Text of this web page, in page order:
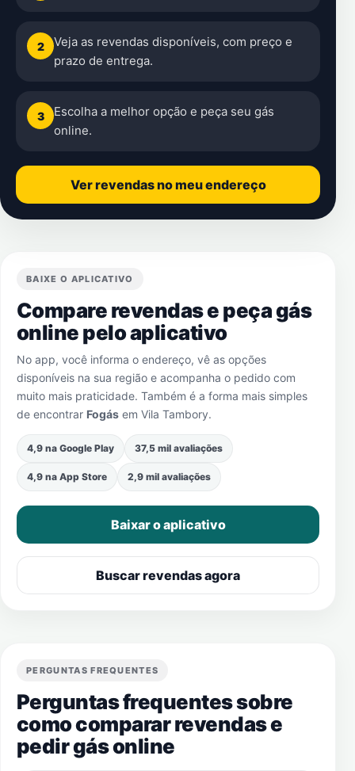
2
Veja as revendas disponíveis, com preço e
prazo de entrega.
3
Escolha a melhor opção e peça seu gás
online.
Ver revendas no meu endereço
BAIXE O APLICATIVO
Compare revendas e peça gás
online pelo aplicativo
No app, você informa o endereço, vê as opções
disponíveis na sua região e acompanha o pedido com
muito mais praticidade. Também é a forma mais simples
de encontrar Fogás em Vila Tambory.
4,9 na Google Play 37,5 mil avaliações
4,9 na App Store 2,9 mil avaliações
Baixar o aplicativo
Buscar revendas agora
PERGUNTAS FREQUENTES
Perguntas frequentes sobre
como comparar revendas e
pedir gás online